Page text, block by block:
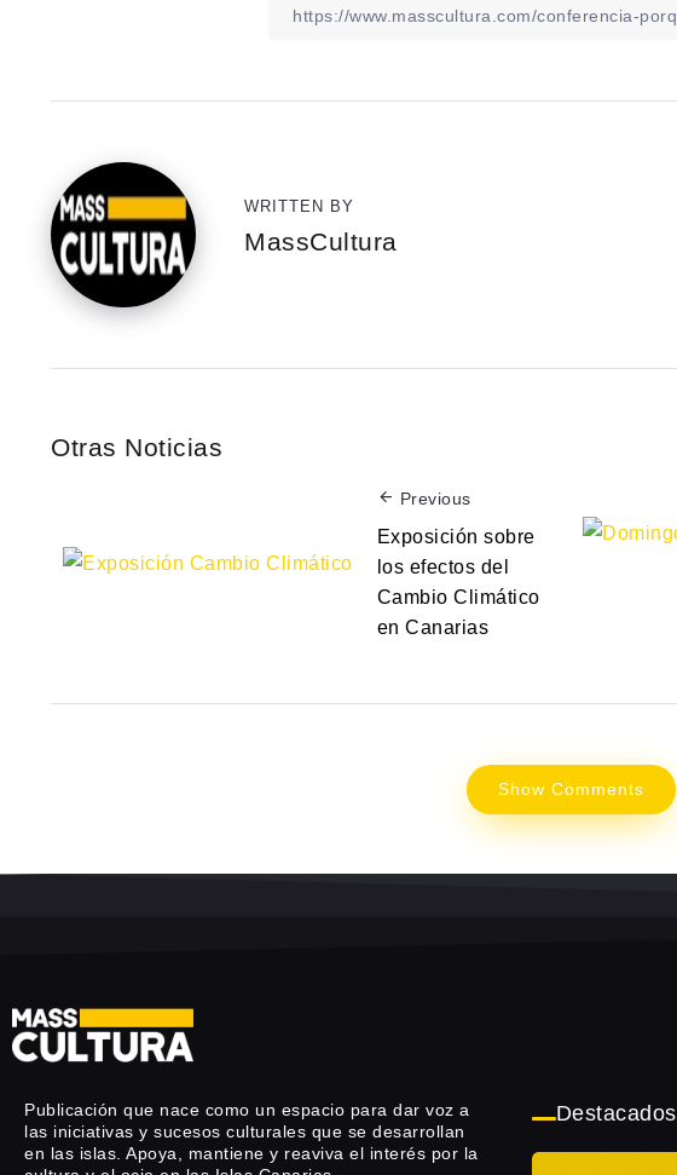
WRITTEN BY
MassCultura
Otras Noticias
Previous
Exposición sobre
los efectos del
Cambio Climático
en Canarias
Show Comments
Publicación que nace como un espacio para dar voz a
las iniciativas y sucesos culturales que se desarrollan
en las islas. Apoya, mantiene y reaviva el interés por la
Destacados